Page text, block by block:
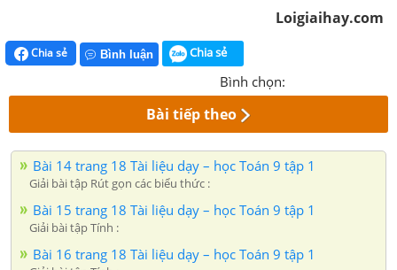
Loigiaihay.com
Chia sẻ Bình luận Chia sẻ
Bình chọn:
Bài tiếp theo
Bài 14 trang 18 Tài liệu dạy – học Toán 9 tập 1
Giải bài tập Rút gọn các biểu thức :
Bài 15 trang 18 Tài liệu dạy – học Toán 9 tập 1
Giải bài tập Tính :
Bài 16 trang 18 Tài liệu dạy – học Toán 9 tập 1